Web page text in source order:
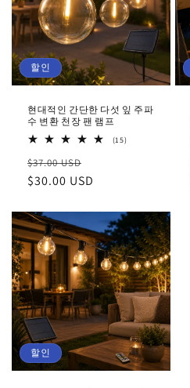
할인
현대적인 간단한 다섯 잎 주파
수 변환 천장 팬 램프
(15)15
정
가
$37.00 USD
인
$30.00 USD
할인